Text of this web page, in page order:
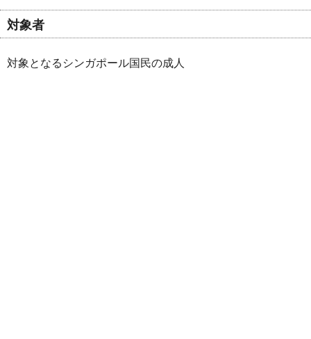
対象者
対象となるシンガポール国民の成人